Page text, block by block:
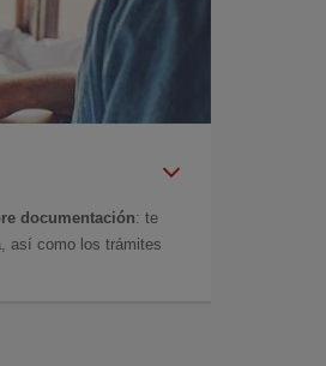
documentación: te
así como los trámites